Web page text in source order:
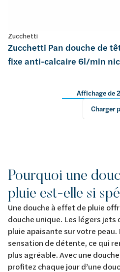
Zucchetti
Zucchetti Pan douche de
fixe anti-calcaire 6l/min
Affichage de
Charger
Pourquoi une
pluie est-elle si
Une douche à effet de pluie
douche unique. Les légers jets
pluie apaisante sur votre peau.
sensation de détente, ce qui
plus agréable. Avec une
profitez chaque jour d’une